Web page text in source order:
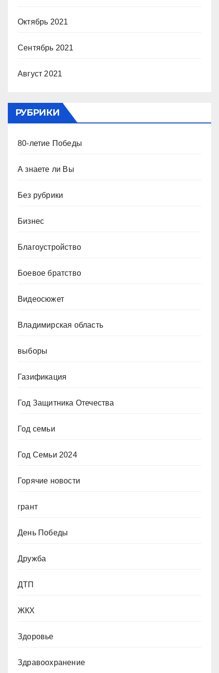
Октябрь 2021
Сентябрь 2021
Август 2021
РУБРИКИ
80-летие Победы
А знаете ли Вы
Без рубрики
Бизнес
Благоустройство
Боевое братство
Видеосюжет
Владимирская область
выборы
Газификация
Год Защитника Отечества
Год семьи
Год Семьи 2024
Горячие новости
грант
День Победы
Дружба
ДТП
ЖКХ
Здоровье
Здравоохранение